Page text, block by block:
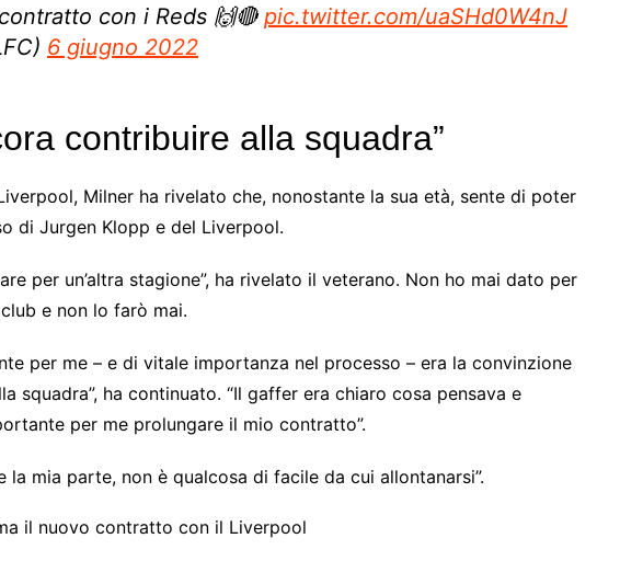
con i Reds 🙌🔴pic.twitter.com/uaSHd0W4nJ
6 giugno 2022
contribuire alla squadra”
Milner ha rivelato che, nonostante la sua età, sente di poter
di Jurgen Klopp e del Liverpool.
per un’altra stagione”, ha rivelato il veterano. Non ho mai dato per
e non lo farò mai.
per me – e di vitale importanza nel processo – era la convinzione
squadra”, ha continuato. “Il gaffer era chiaro cosa pensava e
per me prolungare il mio contratto”.
la mia parte, non è qualcosa di facile da cui allontanarsi”.